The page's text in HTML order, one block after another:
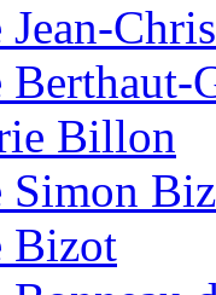
Berthaut-
Billon
Simon
Bizot